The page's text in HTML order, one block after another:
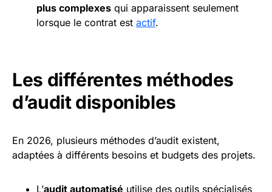
plus complexes qui apparaissent seulement
lorsque le contrat est actif.
Les différentes méthodes
d’audit disponibles
En 2026, plusieurs méthodes d’audit existent,
adaptées à différents besoins et budgets des projets.
L’audit automatisé utilise des outils spécialisés